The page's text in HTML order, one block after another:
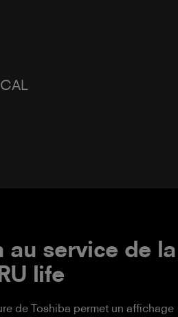
au service de la
life
de Toshiba permet un affichage